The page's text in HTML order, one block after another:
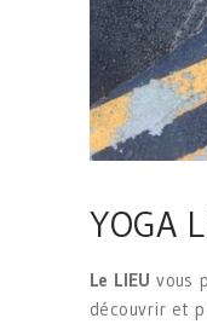
YOGA
Le LIEU vous
découvrir et